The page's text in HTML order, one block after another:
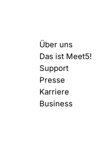
Über uns
Das ist Meet5!
Support
Presse
Karriere
Business